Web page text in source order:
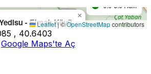
- Elmalı Köyü
3.3M
Derinlik:4.70km
×
0.0-3.9 Hafif
Leaflet|©OpenStreetMapcontributors
, 40.6403
Google Maps'te Aç